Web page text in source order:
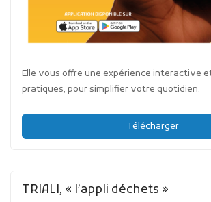
Elle vous offre une expérience interactive
pratiques, pour simplifier votre quotidien.
Télécharger
TRIALI, « l’appli déchets »